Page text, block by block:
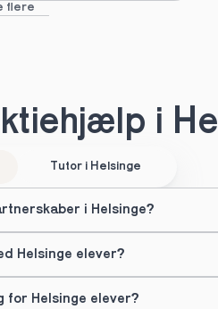
flere
i
Tutor i Helsinge
i Helsinge?
Helsinge elever?
for Helsinge elever?